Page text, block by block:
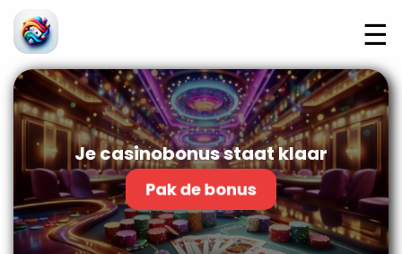
☰
Je casinobonus staat klaar
Pak de bonus